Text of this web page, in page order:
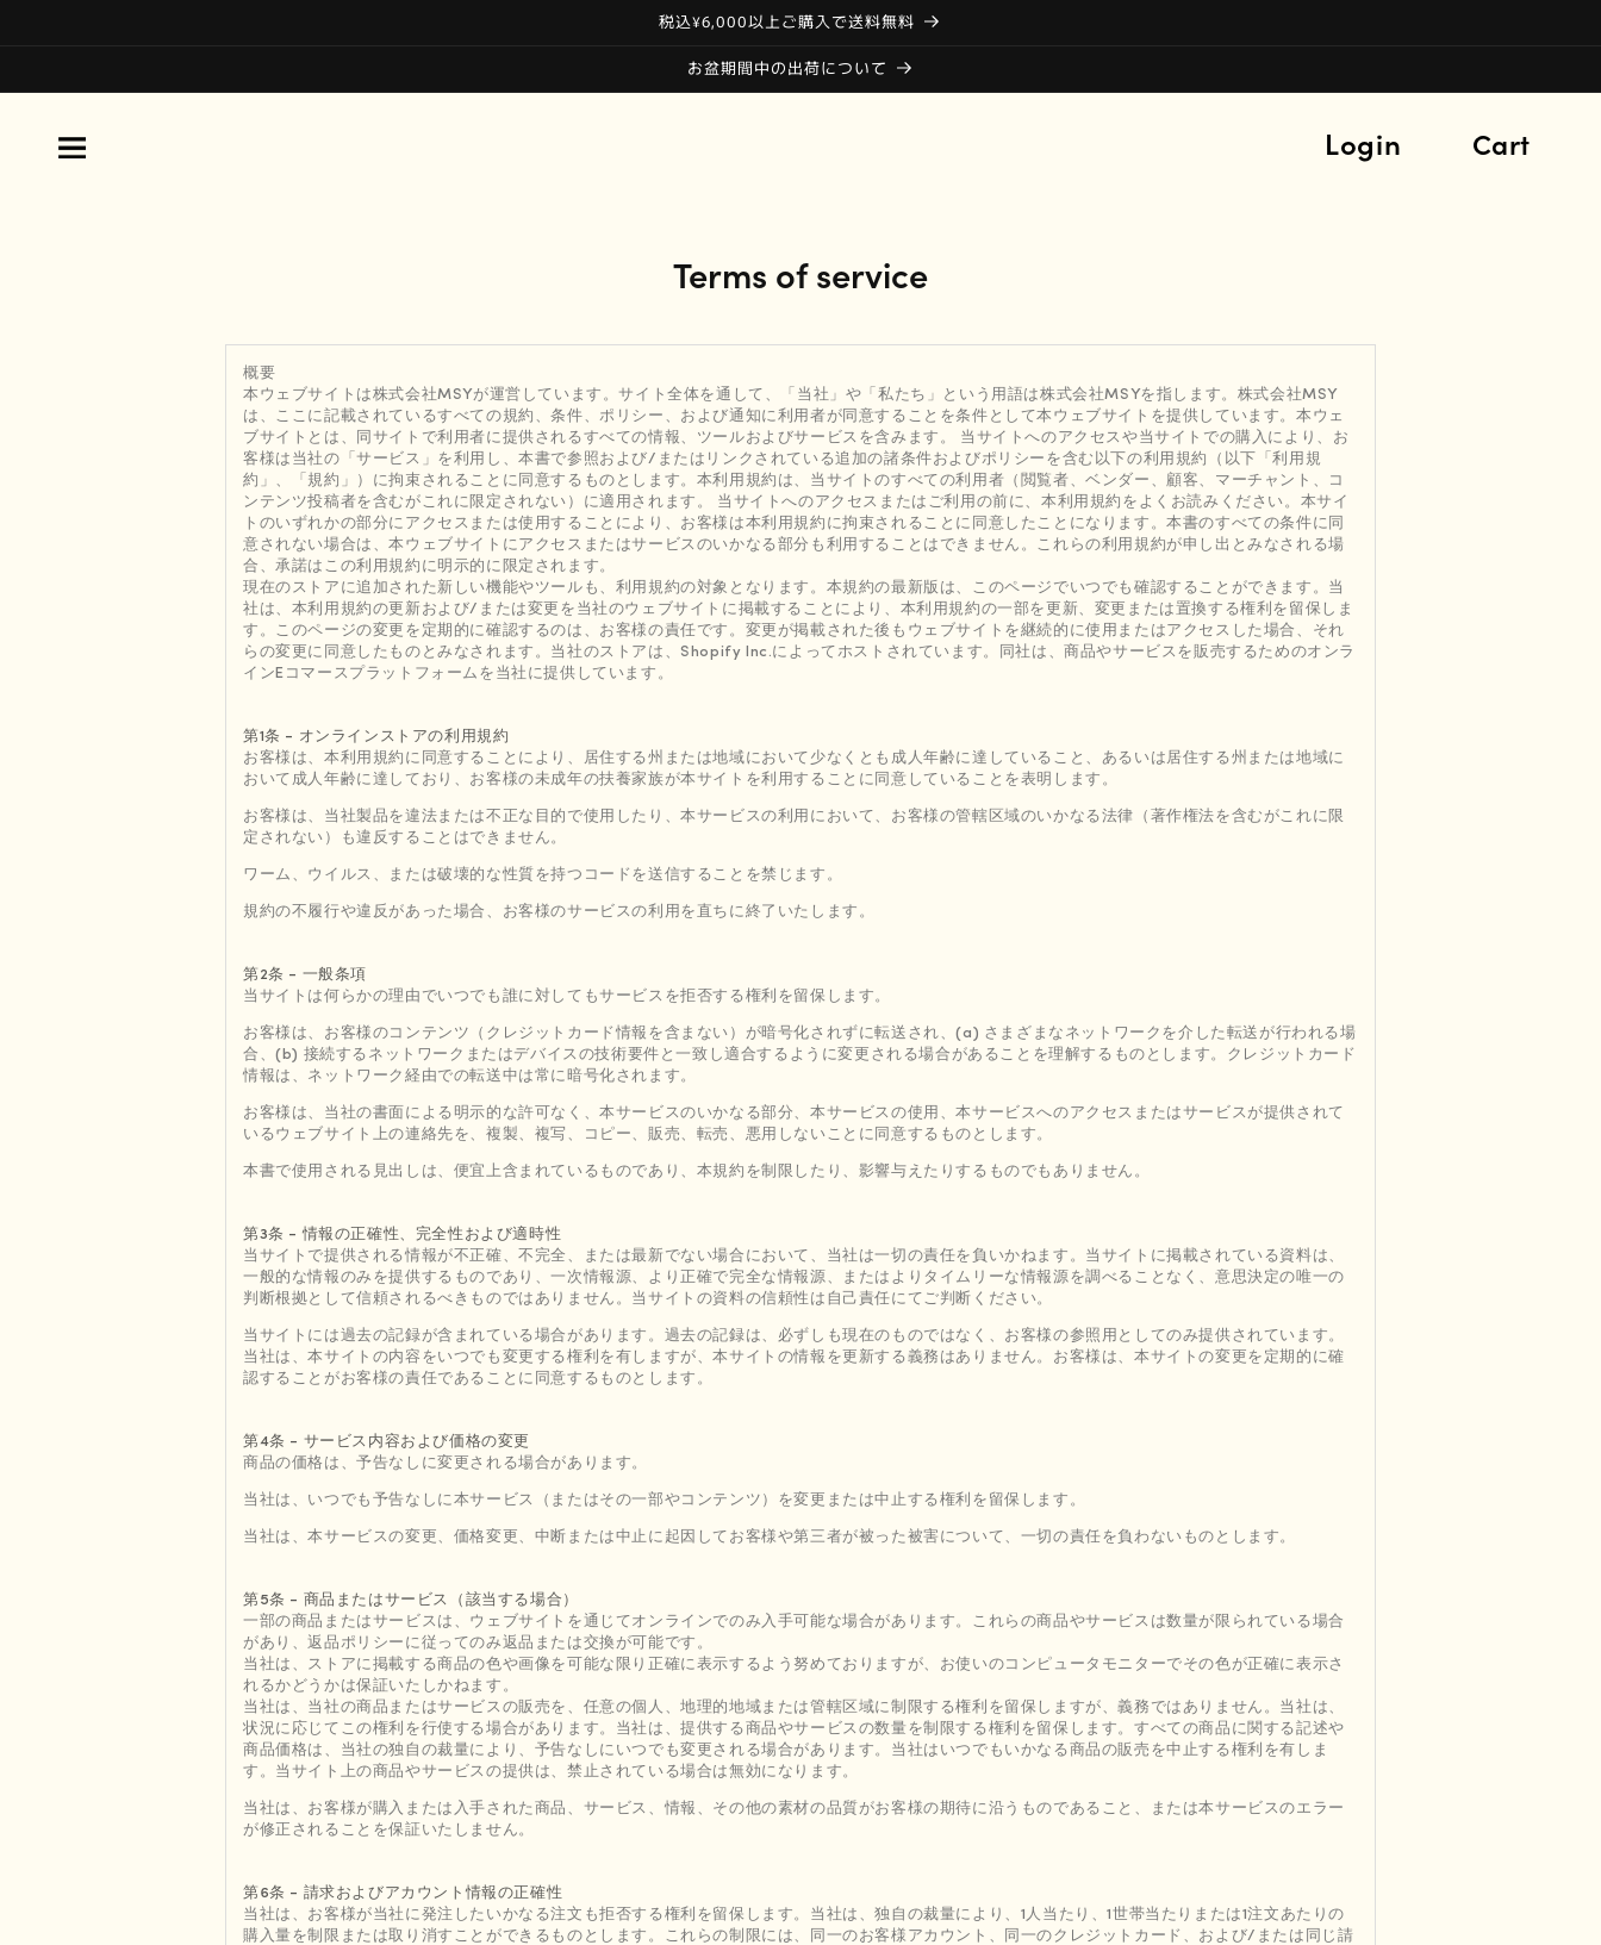
税込¥6,000以上ご購入で送料無料
お盆期間中の出荷について
Login Cart
Terms of service
概要
本ウェブサイトは株式会社MSYが運営しています。サイト全体を通して、「当社」や「私たち」という用語は株式会社MSYを指します。株式会社MSY
は、ここに記載されているすべての規約、条件、ポリシー、および通知に利用者が同意することを条件として本ウェブサイトを提供しています。本ウェ
ブサイトとは、同サイトで利用者に提供されるすべての情報、ツールおよびサービスを含みます。 当サイトへのアクセスや当サイトでの購入により、お
客様は当社の「サービス」を利用し、本書で参照および/またはリンクされている追加の諸条件およびポリシーを含む以下の利用規約（以下「利用規
約」、「規約」）に拘束されることに同意するものとします。本利用規約は、当サイトのすべての利用者（閲覧者、ベンダー、顧客、マーチャント、コ
ンテンツ投稿者を含むがこれに限定されない）に適用されます。 当サイトへのアクセスまたはご利用の前に、本利用規約をよくお読みください。本サイ
トのいずれかの部分にアクセスまたは使用することにより、お客様は本利用規約に拘束されることに同意したことになります。本書のすべての条件に同
意されない場合は、本ウェブサイトにアクセスまたはサービスのいかなる部分も利用することはできません。これらの利用規約が申し出とみなされる場
合、承諾はこの利用規約に明示的に限定されます。
現在のストアに追加された新しい機能やツールも、利用規約の対象となります。本規約の最新版は、このページでいつでも確認することができます。当
社は、本利用規約の更新および/または変更を当社のウェブサイトに掲載することにより、本利用規約の一部を更新、変更または置換する権利を留保しま
す。このページの変更を定期的に確認するのは、お客様の責任です。変更が掲載された後もウェブサイトを継続的に使用またはアクセスした場合、それ
らの変更に同意したものとみなされます。当社のストアは、Shopify Inc.によってホストされています。同社は、商品やサービスを販売するためのオンラ
インEコマースプラットフォームを当社に提供しています。
第1条 - オンラインストアの利用規約
お客様は、本利用規約に同意することにより、居住する州または地域において少なくとも成人年齢に達していること、あるいは居住する州または地域に
おいて成人年齢に達しており、お客様の未成年の扶養家族が本サイトを利用することに同意していることを表明します。
お客様は、当社製品を違法または不正な目的で使用したり、本サービスの利用において、お客様の管轄区域のいかなる法律（著作権法を含むがこれに限
定されない）も違反することはできません。
ワーム、ウイルス、または破壊的な性質を持つコードを送信することを禁じます。
規約の不履行や違反があった場合、お客様のサービスの利用を直ちに終了いたします。
第2条 - 一般条項
当サイトは何らかの理由でいつでも誰に対してもサービスを拒否する権利を留保します。
お客様は、お客様のコンテンツ（クレジットカード情報を含まない）が暗号化されずに転送され、(a) さまざまなネットワークを介した転送が行われる場
合、(b) 接続するネットワークまたはデバイスの技術要件と一致し適合するように変更される場合があることを理解するものとします。クレジットカード
情報は、ネットワーク経由での転送中は常に暗号化されます。
お客様は、当社の書面による明示的な許可なく、本サービスのいかなる部分、本サービスの使用、本サービスへのアクセスまたはサービスが提供されて
いるウェブサイト上の連絡先を、複製、複写、コピー、販売、転売、悪用しないことに同意するものとします。
本書で使用される見出しは、便宜上含まれているものであり、本規約を制限したり、影響与えたりするものでもありません。
第3条 - 情報の正確性、完全性および適時性
当サイトで提供される情報が不正確、不完全、または最新でない場合において、当社は一切の責任を負いかねます。当サイトに掲載されている資料は、
一般的な情報のみを提供するものであり、一次情報源、より正確で完全な情報源、またはよりタイムリーな情報源を調べることなく、意思決定の唯一の
判断根拠として信頼されるべきものではありません。当サイトの資料の信頼性は自己責任にてご判断ください。
当サイトには過去の記録が含まれている場合があります。過去の記録は、必ずしも現在のものではなく、お客様の参照用としてのみ提供されています。
当社は、本サイトの内容をいつでも変更する権利を有しますが、本サイトの情報を更新する義務はありません。お客様は、本サイトの変更を定期的に確
認することがお客様の責任であることに同意するものとします。
第4条 - サービス内容および価格の変更
商品の価格は、予告なしに変更される場合があります。
当社は、いつでも予告なしに本サービス（またはその一部やコンテンツ）を変更または中止する権利を留保します。
当社は、本サービスの変更、価格変更、中断または中止に起因してお客様や第三者が被った被害について、一切の責任を負わないものとします。
第5条 - 商品またはサービス（該当する場合）
一部の商品またはサービスは、ウェブサイトを通じてオンラインでのみ入手可能な場合があります。これらの商品やサービスは数量が限られている場合
があり、返品ポリシーに従ってのみ返品または交換が可能です。
当社は、ストアに掲載する商品の色や画像を可能な限り正確に表示するよう努めておりますが、お使いのコンピュータモニターでその色が正確に表示さ
れるかどうかは保証いたしかねます。
当社は、当社の商品またはサービスの販売を、任意の個人、地理的地域または管轄区域に制限する権利を留保しますが、義務ではありません。当社は、
状況に応じてこの権利を行使する場合があります。当社は、提供する商品やサービスの数量を制限する権利を留保します。すべての商品に関する記述や
商品価格は、当社の独自の裁量により、予告なしにいつでも変更される場合があります。当社はいつでもいかなる商品の販売を中止する権利を有しま
す。当サイト上の商品やサービスの提供は、禁止されている場合は無効になります。
当社は、お客様が購入または入手された商品、サービス、情報、その他の素材の品質がお客様の期待に沿うものであること、または本サービスのエラー
が修正されることを保証いたしません。
第6条 - 請求およびアカウント情報の正確性
当社は、お客様が当社に発注したいかなる注文も拒否する権利を留保します。当社は、独自の裁量により、1人当たり、1世帯当たりまたは1注文あたりの
購入量を制限または取り消すことができるものとします。これらの制限には、同一のお客様アカウント、同一のクレジットカード、および/または同じ請